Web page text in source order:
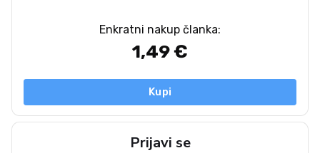
Enkratni nakup članka:
1,49 €
Kupi
Prijavi se